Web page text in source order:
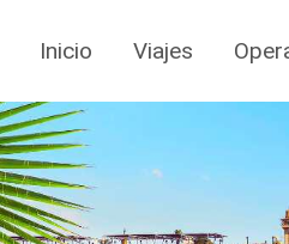
Inicio Viajes